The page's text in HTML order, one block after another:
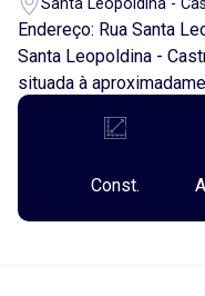
Endereço: Rua Santa
Santa Leopoldina - Castro/PR
situada à
do centro da cidade. A
oferece um ambiente
área já conta com: Casa
construção,
Const.